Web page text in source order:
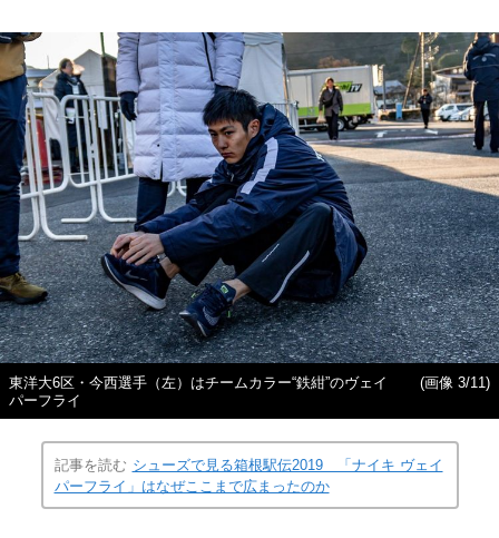
東洋大6区・今西選手（左）はチームカラー“鉄紺”のヴェイ
パーフライ
(画像 3/11)
記事を読む シューズで見る箱根駅伝2019 「ナイキ ヴェイ
パーフライ」はなぜここまで広まったのか